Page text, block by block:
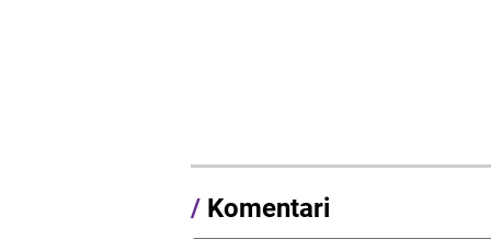
/ Komentari